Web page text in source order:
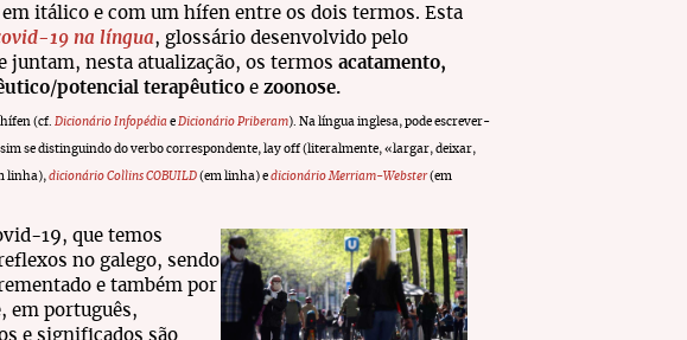
itálico e com um hífen entre os dois termos. Esta
19 na língua, glossário desenvolvido pelo
juntam, nesta atualização, os termos acatamento,
/potencial terapêutico e zoonose.
hífen (cf. Dicionário Infopédia e Dicionário Priberam). Na língua inglesa, pode escrever-
se distinguindo do verbo correspondente, lay off (literalmente, «largar, deixar,
linha), dicionário Collins COBUILD (em linha) e dicionário Merriam-Webster(em
19, que temos
no galego, sendo
e também por
em português,
e significados são